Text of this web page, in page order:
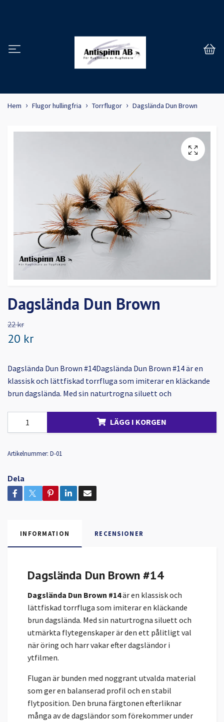
Hem Flugor hullingfria Torrflugor Dagslända Dun Brown
Dagslända Dun Brown
22 kr
20 kr
Dagslända Dun Brown #14Dagslända Dun Brown #14 är en
klassisk och lättfiskad torrfluga som imiterar en kläckande
brun dagslända. Med sin naturtrogna siluett och
LÄGG I KORGEN
Artikelnummer: D-01
Dela
INFORMATION RECENSIONER
Dagslända Dun Brown #14
Dagslända Dun Brown #14är en klassisk och
lättfiskad torrfluga som imiterar en kläckande
brun dagslända. Med sin naturtrogna siluett och
utmärkta flytegenskaper är den ett pålitligt val
när öring och harr vakar efter dagsländor i
ytfilmen.
Flugan är bunden med noggrant utvalda material
som ger en balanserad profil och en stabil
flytposition. Den bruna färgtonen efterliknar
många av de dagsländor som förekommer under